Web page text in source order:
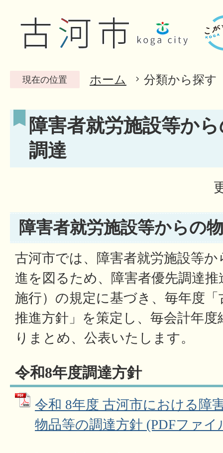
現在の位置 ホーム 分類から探す
障害者就労施設等か
調達
障害者就労施設等からの
古河市では、障害者就労施設等
進を図るため、障害者優先調達推
施行）の規定に基づき、毎年度
推進方針」を策定し、毎会計年
りまとめ、公表いたします。
令和8年度調達方針
令和 8年度 古河市における障
物品等の調達方針 (PDFファイ